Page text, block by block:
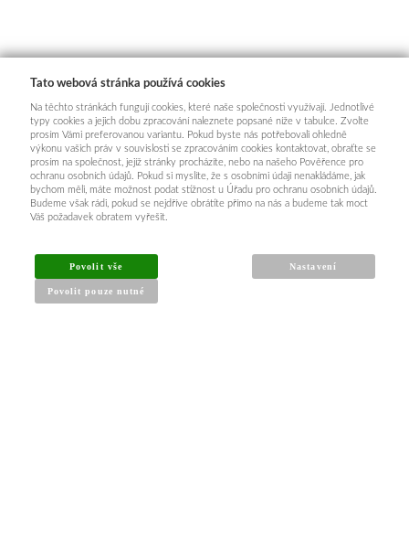
Tato webová stránka používá cookies
Na těchto stránkách fungují cookies, které naše společnosti využívají. Jednotlivé
typy cookies a jejich dobu zpracování naleznete popsané níže v tabulce. Zvolte
prosím Vámi preferovanou variantu. Pokud byste nás potřebovali ohledně
výkonu vašich práv v souvislosti se zpracováním cookies kontaktovat, obraťte se
prosím na společnost, jejíž stránky procházíte, nebo na našeho Pověřence pro
ochranu osobních údajů. Pokud si myslíte, že s osobními údaji nenakládáme, jak
bychom měli, máte možnost podat stížnost u Úřadu pro ochranu osobních údajů.
Budeme však rádi, pokud se nejdříve obrátíte přímo na nás a budeme tak moct
Váš požadavek obratem vyřešit.
Povolit vše
Povolit pouze nutné
Nastavení